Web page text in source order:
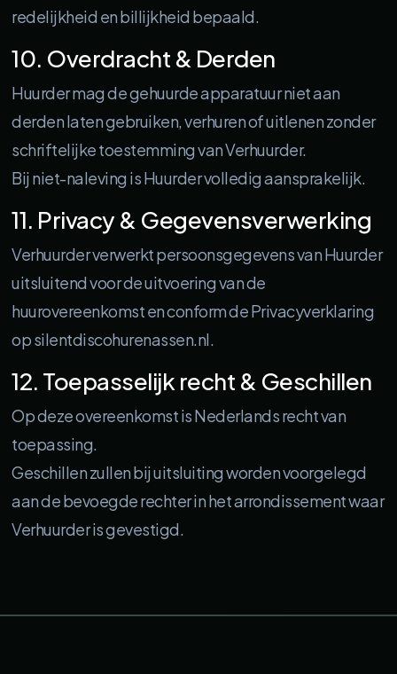
redelijkheid en billijkheid bepaald.
10. Overdracht & Derden
Huurder mag de gehuurde apparatuur niet aan
derden laten gebruiken, verhuren of uitlenen zonder
schriftelijke toestemming van Verhuurder.
Bij niet-naleving is Huurder volledig aansprakelijk.
11. Privacy & Gegevensverwerking
Verhuurder verwerkt persoonsgegevens van Huurder
uitsluitend voor de uitvoering van de
huurovereenkomst en conform de Privacyverklaring
op silentdiscohurenassen.nl.
12. Toepasselijk recht & Geschillen
Op deze overeenkomst is Nederlands recht van
toepassing.
Geschillen zullen bij uitsluiting worden voorgelegd
aan de bevoegde rechter in het arrondissement waar
Verhuurder is gevestigd.